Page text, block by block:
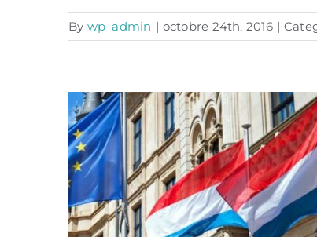
By wp_admin | octobre 24th, 2016 |